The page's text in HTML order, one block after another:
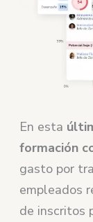
En esta
formación
gasto por
empleados
de inscritos